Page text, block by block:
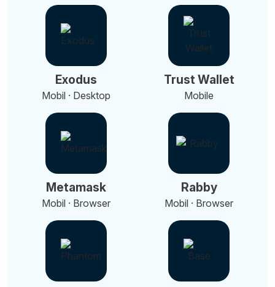
Exodus
Mobil · Desktop
Trust Wallet
Mobile
Metamask
Mobil · Browser
Rabby
Mobil · Browser